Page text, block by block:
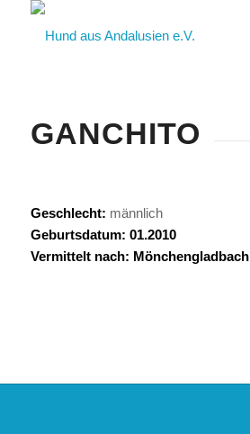
GANCHITO
Geschlecht: männlich
Geburtsdatum: 01.2010
Vermittelt nach: Mönchengladbach